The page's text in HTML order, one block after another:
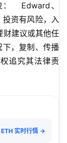
Edward、
资有风险，入
建议或其他任
，复制、传播
追究其法律责
ETH 实时行情 →